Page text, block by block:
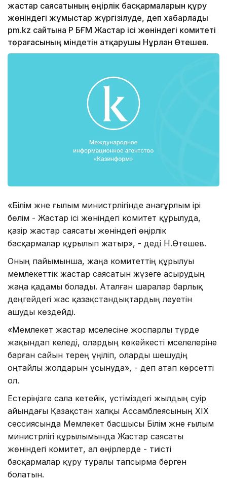
жастар саясатының өңірлік басқармаларын құру
жөніндегі жұмыстар жүргізілуде, деп хабарлады
pm.kz сайтына ҚР БҒМ Жастар ісі жөніндегі комитеті
төрағасының міндетін атқарушы Нұрлан Өтешев.
«Білім және ғылым министрлігінде анағұрлым ірі
бөлім - Жастар ісі жөніндегі комитет құрылуда,
қазір жастар саясаты жөніндегі өңірлік
басқармалар құрылып жатыр», - деді Н.Өтешев.
Оның пайымынша, жаңа комитеттің құрылуы
мемлекеттік жастар саясатын жүзеге асырудың
жаңа қадамы болады. Аталған шаралар барлық
деңгейдегі жас қазақстандықтардың әлеуетін
ашуды көздейді.
«Мемлекет жастар мәселесіне жоспарлы түрде
жақындап келеді, олардың көкейкесті мәселелеріне
барған сайын терең үңіліп, оларды шешудің
оңтайлы жолдарын ұсынуда», - деп атап көрсетті
ол.
Естеріңізге сала кетейік, үстіміздегі жылдың сәуір
айындағы Қазақстан халқы Ассамблеясының ХІХ
сессиясында Мемлекет басшысы Білім және ғылым
министрлігі құрылымында Жастар саясаты
жөніндегі комитет, ал өңірлерде - тиісті
басқармалар құру туралы тапсырма берген
болатын.